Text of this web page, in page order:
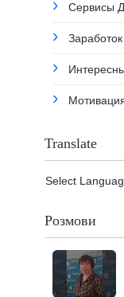
Сервисы
Translate
Select
Розмови